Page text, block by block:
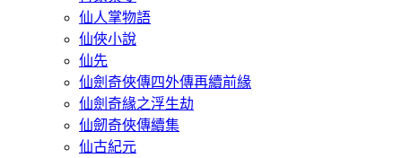
仙人掌物語
仙俠小說
仙先
仙劍奇俠傳四外傳再續前緣
仙劍奇緣之浮生劫
仙劒奇俠傳續集
仙古紀元